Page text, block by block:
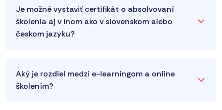
Je možné vystaviť certifikát o absolvovaní
školenia aj v inom ako v slovenskom alebo
českom jazyku?
Aký je rozdiel medzi e-learningom a online
školením?